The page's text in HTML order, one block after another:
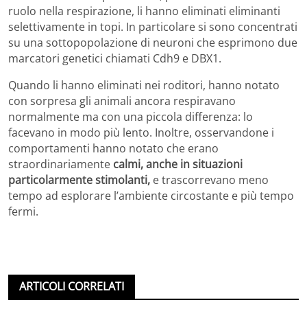
ruolo nella respirazione, li hanno eliminati eliminanti
selettivamente in topi. In particolare si sono concentrati
su una sottopopolazione di neuroni che esprimono due
marcatori genetici chiamati Cdh9 e DBX1.
Quando li hanno eliminati nei roditori, hanno notato
con sorpresa gli animali ancora respiravano
normalmente ma con una piccola differenza: lo
facevano in modo più lento. Inoltre, osservandone i
comportamenti hanno notato che erano
straordinariamente calmi, anche in situazioni
particolarmente stimolanti, e trascorrevano meno
tempo ad esplorare l’ambiente circostante e più tempo
fermi.
ARTICOLI CORRELATI